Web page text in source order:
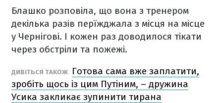
Блашко розповіла, що вона з тренером
декілька разів перїжджала з місця на місце
у Чернігові. І кожен раз доводилося тікати
через обстріли та пожежі.
ДИВІТЬСЯ ТАКОЖ
Готова сама вже заплатити,
зробіть щось із цим Путіним, – дружина
Усика закликає зупинити тирана